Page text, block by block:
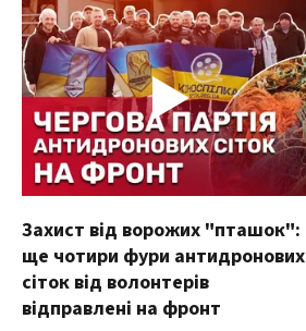
Захист від ворожих "пташок":
ще чотири фури антидронових
сіток від волонтерів
відправлені на фронт